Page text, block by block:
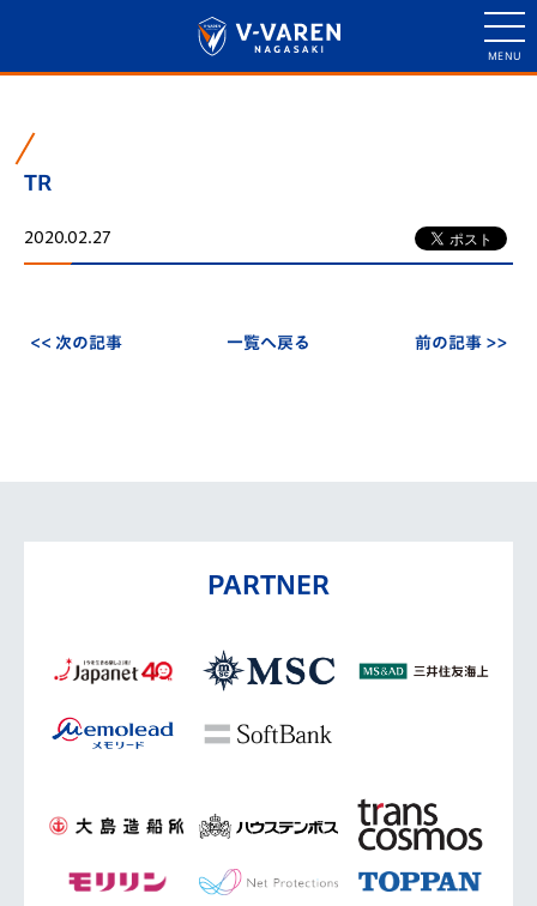
TR
2020.02.27
<< 次の記事 一覧へ戻る 前の記事 >>
PARTNER